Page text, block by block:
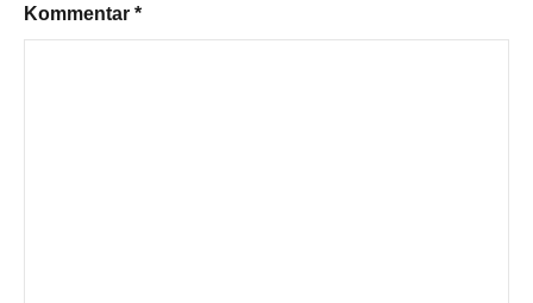
Kommentar *